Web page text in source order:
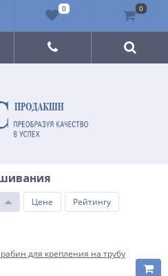
Цене
Рейтингу
для крепления на трубу
0 0